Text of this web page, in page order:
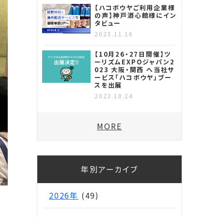
【ハコボウヤご利用企業様
の声】神戸酒心館様にイン
タビュー
2023.11.16
【10月26・27日開催】ツ
ーリズムEXPOジャパン2
023 大阪・関西 へ当社サ
ービス「ハコボウヤ」ブー
スを出展
2023.10.24
MORE
年別アーカイブ
2026年 (49)